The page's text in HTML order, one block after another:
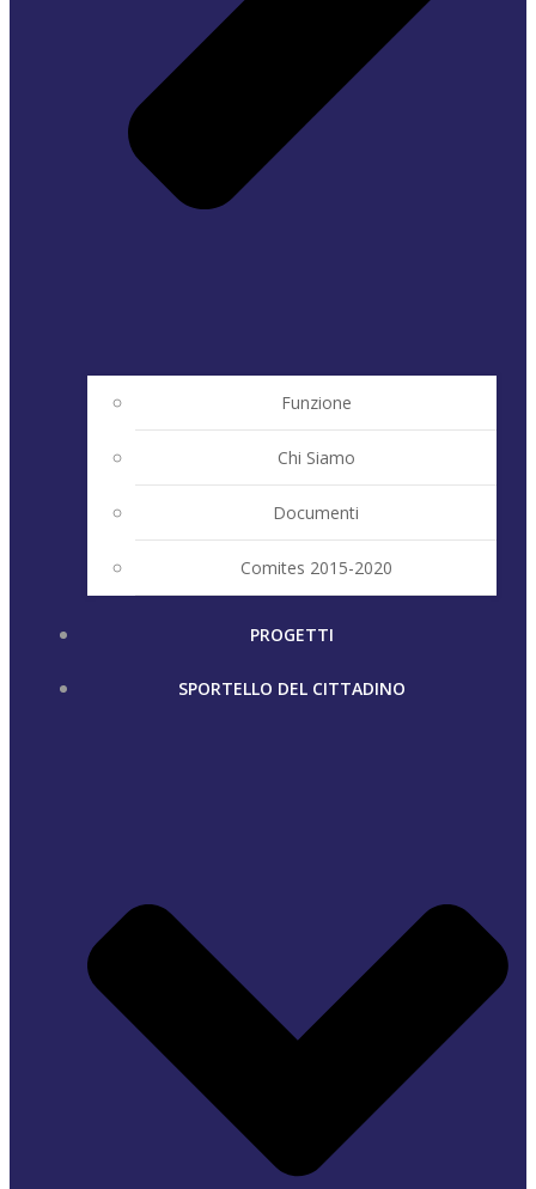
Funzione
Chi Siamo
Documenti
Comites 2015-2020
PROGETTI
SPORTELLO DEL CITTADINO